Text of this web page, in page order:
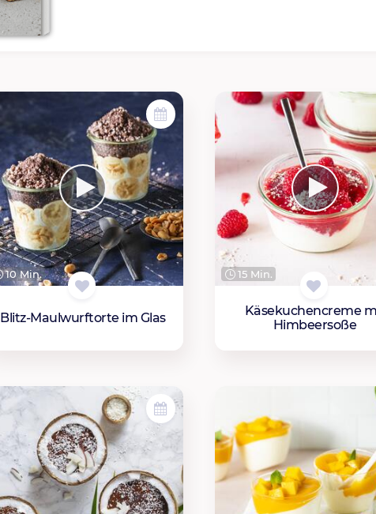
10 Min.
Blitz-Maulwurftorte im Glas
15 Min.
Käsekuchencreme
Himbeersoße